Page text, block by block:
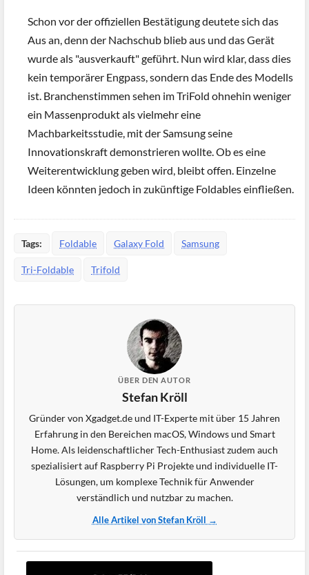
Schon vor der offiziellen Bestätigung deutete sich das
Aus an, denn der Nachschub blieb aus und das Gerät
wurde als "ausverkauft" geführt. Nun wird klar, dass dies
kein temporärer Engpass, sondern das Ende des Modells
ist. Branchenstimmen sehen im TriFold ohnehin weniger
ein Massenprodukt als vielmehr eine
Machbarkeitsstudie, mit der Samsung seine
Innovationskraft demonstrieren wollte. Ob es eine
Weiterentwicklung geben wird, bleibt offen. Einzelne
Ideen könnten jedoch in zukünftige Foldables einfließen.
Tags: Foldable Galaxy Fold Samsung
Tri-Foldable Trifold
ÜBER DEN AUTOR
Stefan Kröll
Gründer von Xgadget.de und IT-Experte mit über 15 Jahren
Erfahrung in den Bereichen macOS, Windows und Smart
Home. Als leidenschaftlicher Tech-Enthusiast zudem auch
spezialisiert auf Raspberry Pi Projekte und individuelle IT-
Lösungen, um komplexe Technik für Anwender
verständlich und nutzbar zu machen.
Alle Artikel von Stefan Kröll →